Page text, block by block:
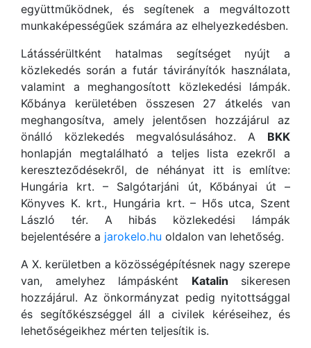
együttműködnek, és segítenek a megváltozott
munkaképességűek számára az elhelyezkedésben.
Látássérültként hatalmas segítséget nyújt a
közlekedés során a futár távirányítók használata,
valamint a meghangosított közlekedési lámpák.
Kőbánya kerületében összesen 27 átkelés van
meghangosítva, amely jelentősen hozzájárul az
önálló közlekedés megvalósulásához. A BKK
honlapján megtalálható a teljes lista ezekről a
kereszteződésekről, de néhányat itt is említve:
Hungária krt. – Salgótarjáni út, Kőbányai út –
Könyves K. krt., Hungária krt. – Hős utca, Szent
László tér. A hibás közlekedési lámpák
bejelentésére a jarokelo.hu oldalon van lehetőség.
A X. kerületben a közösségépítésnek nagy szerepe
van, amelyhez lámpásként Katalin sikeresen
hozzájárul. Az önkormányzat pedig nyitottsággal
és segítőkészséggel áll a civilek kéréseihez, és
lehetőségeikhez mérten teljesítik is.